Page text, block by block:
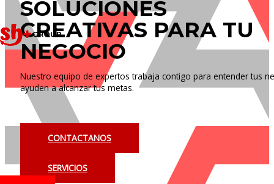
SOLUCIONES
CREATIVAS PARA TU
NEGOCIO
Nuestro equipo de expertos trabaja contigo para entender tus
ayuden a alcanzar tus metas.
CONTACTANOS
SERVICIOS